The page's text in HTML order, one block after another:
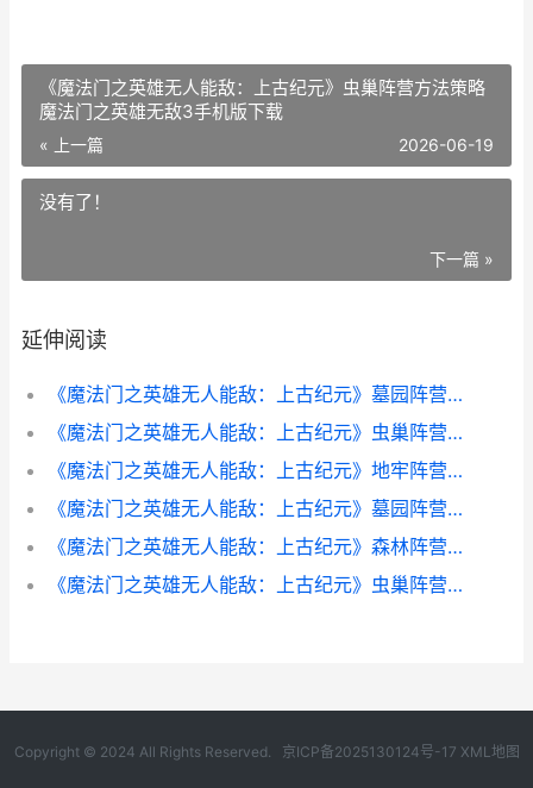
《魔法门之英雄无人能敌：上古纪元》虫巢阵营方法策略
魔法门之英雄无敌3手机版下载
« 上一篇 2026-06-19
没有了！
下一篇 »
延伸阅读
《魔法门之英雄无人能敌：上古纪元》墓园阵营兵种更新策略 魔法门之英雄无敌3套装图
《魔法门之英雄无人能敌：上古纪元》虫巢阵营方法策略 魔法门之英雄无敌3手机版下载
《魔法门之英雄无人能敌：上古纪元》地牢阵营方法解析 魔法门之英雄无敌上古纪元
《魔法门之英雄无人能敌：上古纪元》墓园阵营新人指导 魔法门之英雄无敌:领主争霸
《魔法门之英雄无人能敌：上古纪元》森林阵营新人指导 魔法门之英雄无敌上古纪元
《魔法门之英雄无人能敌：上古纪元》虫巢阵营新人策略 魔法门之英雄无敌3重制版
Copyright © 2024 All Rights Reserved. 京ICP备2025130124号-17 XML地图